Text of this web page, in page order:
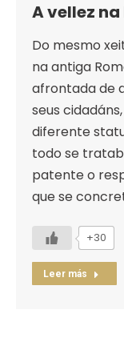
A vellez
Do mesmo
na antiga
afrontada de
seus
diferente
todo se
patente o
que se
+30
Leer más